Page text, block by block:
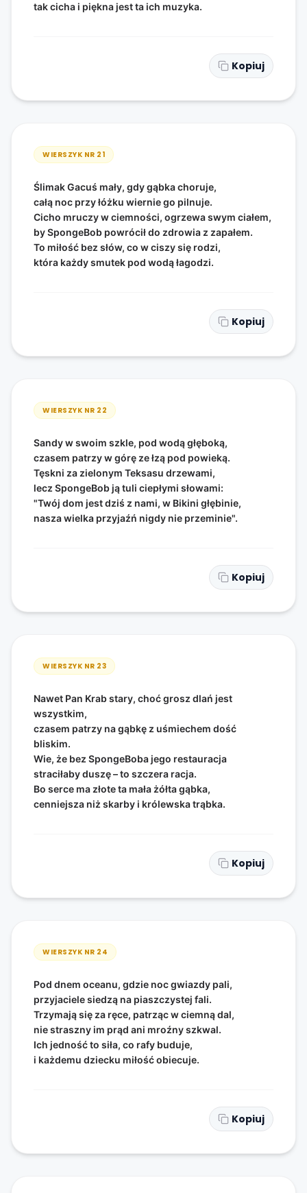
tak cicha i piękna jest ta ich muzyka.
Kopiuj
WIERSZYK NR 21
Ślimak Gacuś mały, gdy gąbka choruje,
całą noc przy łóżku wiernie go pilnuje.
Cicho mruczy w ciemności, ogrzewa swym ciałem,
by SpongeBob powrócił do zdrowia z zapałem.
To miłość bez słów, co w ciszy się rodzi,
która każdy smutek pod wodą łagodzi.
Kopiuj
WIERSZYK NR 22
Sandy w swoim szkle, pod wodą głęboką,
czasem patrzy w górę ze łzą pod powieką.
Tęskni za zielonym Teksasu drzewami,
lecz SpongeBob ją tuli ciepłymi słowami:
"Twój dom jest dziś z nami, w Bikini głębinie,
nasza wielka przyjaźń nigdy nie przeminie".
Kopiuj
WIERSZYK NR 23
Nawet Pan Krab stary, choć grosz dlań jest
wszystkim,
czasem patrzy na gąbkę z uśmiechem dość
bliskim.
Wie, że bez SpongeBoba jego restauracja
straciłaby duszę – to szczera racja.
Bo serce ma złote ta mała żółta gąbka,
cenniejsza niż skarby i królewska trąbka.
Kopiuj
WIERSZYK NR 24
Pod dnem oceanu, gdzie noc gwiazdy pali,
przyjaciele siedzą na piaszczystej fali.
Trzymają się za ręce, patrząc w ciemną dal,
nie straszny im prąd ani mroźny szkwal.
Ich jedność to siła, co rafy buduje,
i każdemu dziecku miłość obiecuje.
Kopiuj